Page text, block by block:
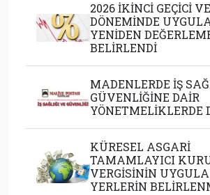
2026 İKİNCİ GEÇİCİ
DÖNEMİNDE
YENİDEN
BELİRLENDİ
MADENLERDE İŞ
GÜVENLİĞİNE DAİR
YÖNETMELİKLERDE
KÜRESEL ASGARİ
TAMAMLAYICI
VERGİSİNİN
YERLERİN